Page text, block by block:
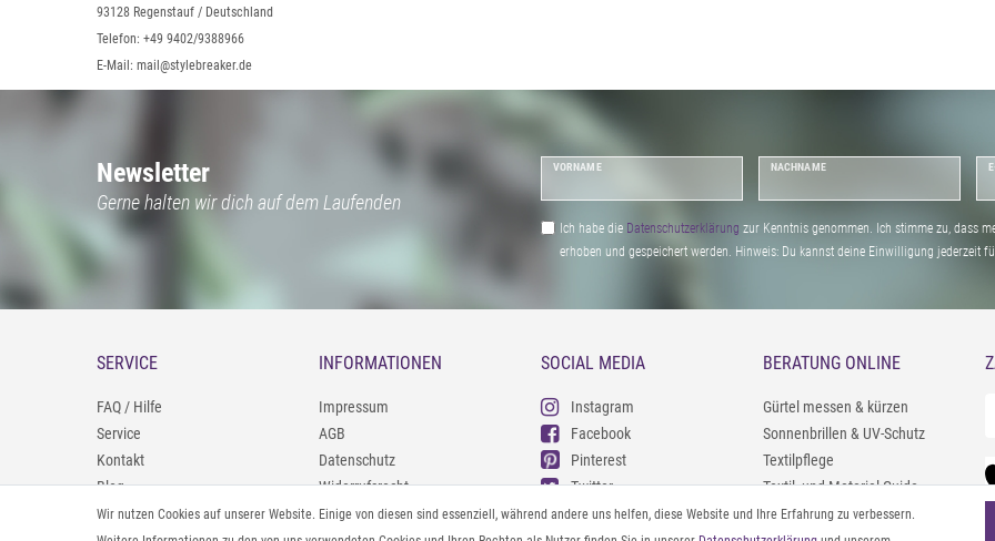
93128 Regenstauf / Deutschland
Telefon: +49 9402/9388966
E-Mail: mail@stylebreaker.de
Newsletter
Gerne halten wir dich auf dem Laufenden
VORNAME NACHNAME
Ich habe die Daten­schutz­erklärung zur Kenntnis genommen. Ich stimme zu, dass
erhoben und gespeichert werden. Hinweis: Du kannst deine Einwilligung jederzeit
SERVICE
FAQ / Hilfe
Service
Kontakt
Blog
09402/9388966
INFORMATIONEN
Impressum
AGB
Datenschutz
Widerrufsrecht
Zahlung und Versand
SOCIAL MEDIA
Instagram
Facebook
Pinterest
Twitter
Youtube
BERATUNG ONLINE
Gürtel messen & kürzen
Sonnenbrillen & UV-Schutz
Textilpflege
Textil- und Material-Guide
Geldbörse richtig organisieren
Wir nutzen Cookies auf unserer Website. Einige von diesen sind essenziell, während andere uns helfen, diese Website und Ihre Erfahrung zu verbessern.